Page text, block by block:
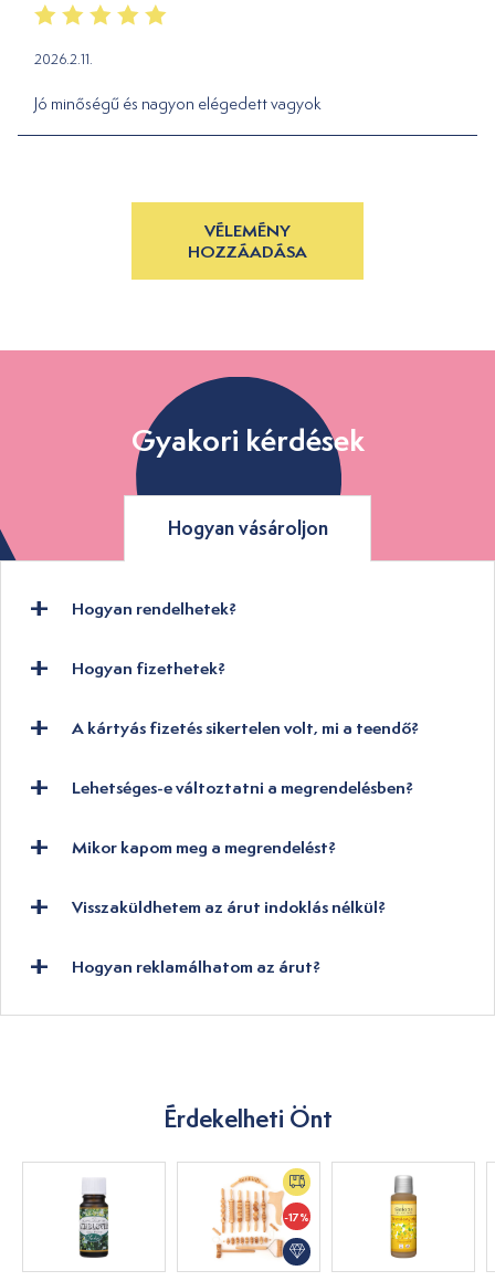
2026.2.11.
Jó minőségű és nagyon elégedett vagyok
VÉLEMÉNY
HOZZÁADÁSA
Gyakori kérdések
Hogyan vásároljon
Hogyan rendelhetek?
Hogyan fizethetek?
A kártyás fizetés sikertelen volt, mi a teendő?
Lehetséges-e változtatni a megrendelésben?
Mikor kapom meg a megrendelést?
Visszaküldhetem az árut indoklás nélkül?
Hogyan reklamálhatom az árut?
Érdekelheti Önt
-17%